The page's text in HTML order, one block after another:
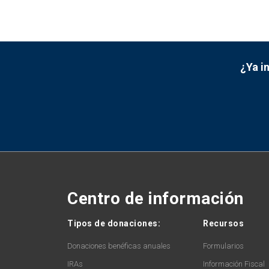
¿Ya
Centro de información
Tipos de donaciones:
Donaciones benéficas anuales
IRAs
Recursos
Formularios
Información Fiscal